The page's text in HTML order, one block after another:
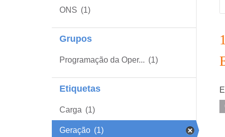
ONS (1)
Grupos
Programação da Oper... (1)
Etiquetas
Carga (1)
Geração (1)